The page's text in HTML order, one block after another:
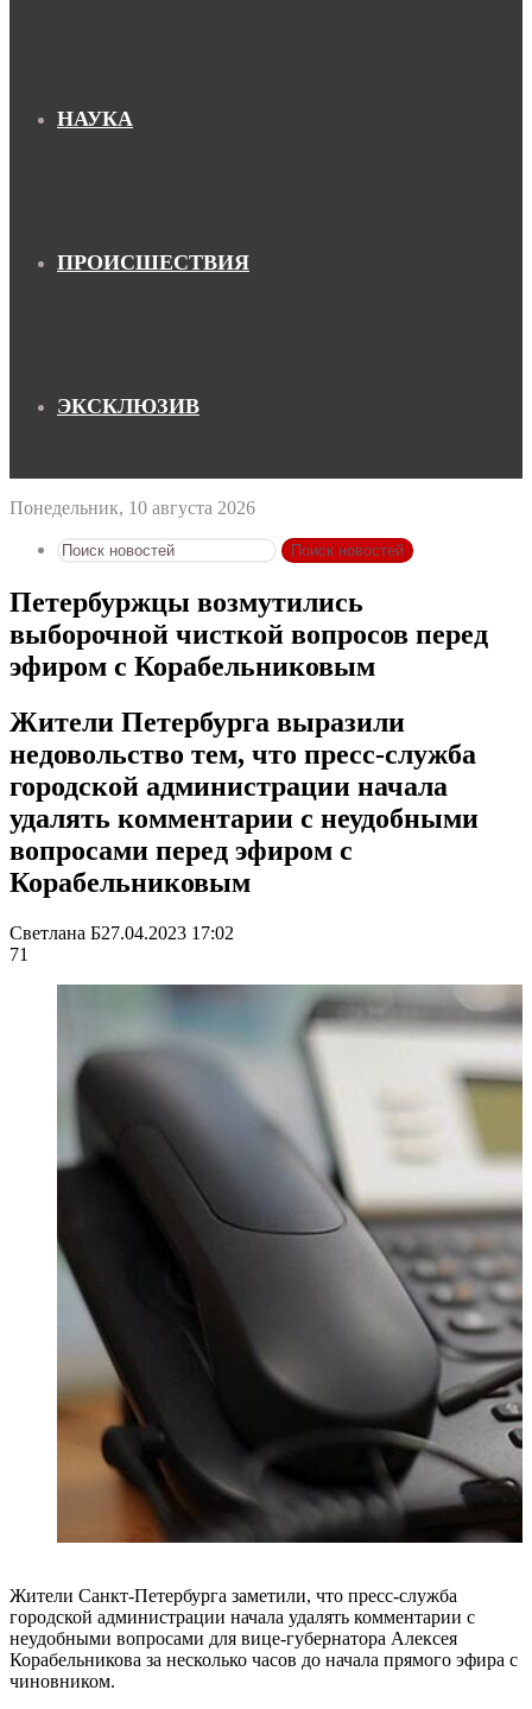
НАУКА
ПРОИСШЕСТВИЯ
ЭКСКЛЮЗИВ
Понедельник, 10 августа 2026
Поиск новостей
Петербуржцы возмутились
выборочной чисткой вопросов перед
эфиром с Корабельниковым
Жители Петербурга выразили
недовольство тем, что пресс-служба
городской администрации начала
удалять комментарии с неудобными
вопросами перед эфиром с
Корабельниковым
Светлана Б27.04.2023 17:02
71
Жители Санкт-Петербурга заметили, что пресс-служба
городской администрации начала удалять комментарии с
неудобными вопросами для вице-губернатора Алексея
Корабельникова за несколько часов до начала прямого эфира с
чиновником.